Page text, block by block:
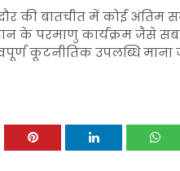
की बातचीत में कोई अंतिम
के परमाणु कार्यक्रम जैसे
कूटनीतिक उपलब्धि माना